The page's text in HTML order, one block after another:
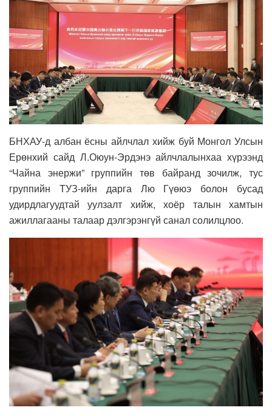
БНХАУ-д албан ёсны айлчлал хийж буй Монгол Улсын
Ерөнхий сайд Л.Оюун-Эрдэнэ айлчлалынхаа хүрээнд
“Чайна энержи” группийн төв байранд зочилж, тус
группийн ТУЗ-ийн дарга Лю Гүөюэ болон бусад
удирдлагуудтай уулзалт хийж, хоёр талын хамтын
ажиллагааны талаар дэлгэрэнгүй санал солилцлоо.